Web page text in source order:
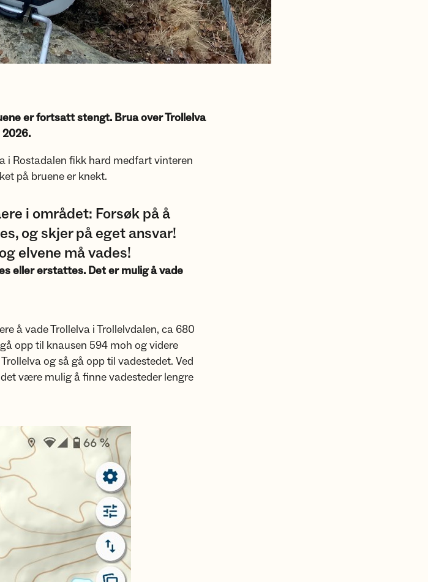
er fortsatt stengt. Brua over Trollelva
i Rostadalen fikk hard medfart vinteren
på bruene er knekt.
i området: Forsøk på å
og skjer på eget ansvar!
elvene må vades!
eller erstattes. Det er mulig å vade
å vade Trollelva i Trollelvdalen, ca 680
opp til knausen 594 moh og videre
og så gå opp til vadestedet. Ved
være mulig å finne vadesteder lengre